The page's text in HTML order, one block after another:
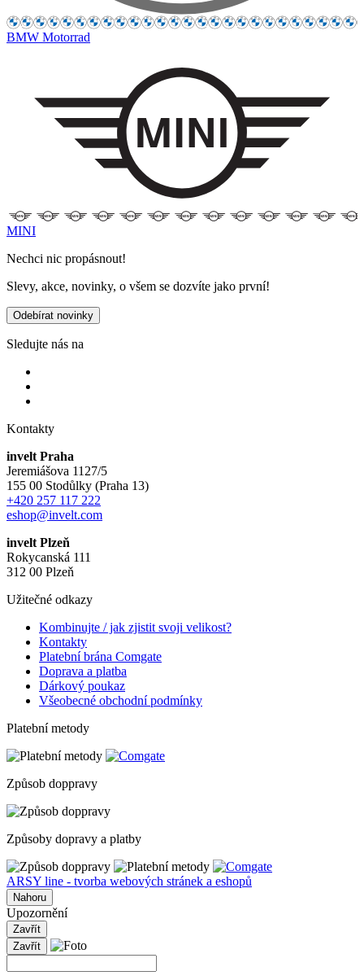
BMW Motorrad
MINI
Nechci nic propásnout!
Slevy, akce, novinky, o všem se dozvíte jako první!
Odebírat novinky
Sledujte nás na
Kontakty
invelt Praha
Jeremiášova 1127/5
155 00 Stodůlky (Praha 13)
+420 257 117 222
eshop@invelt.com
invelt Plzeň
Rokycanská 111
312 00 Plzeň
Užitečné odkazy
Kombinujte / jak zjistit svoji velikost?
Kontakty
Platební brána Comgate
Doprava a platba
Dárkový poukaz
Všeobecné obchodní podmínky
Platební metody
Způsob doppravy
Způsoby dopravy a platby
ARSY line - tvorba webových stránek a eshopů
Nahoru
Upozornění
Zavřít
Zavřít